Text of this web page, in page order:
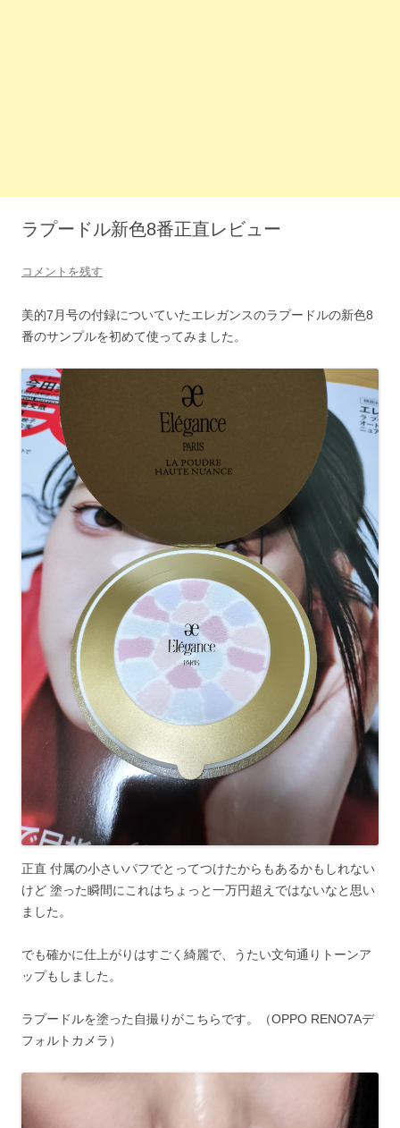
ラプードル新色8番正直レビュー
コメントを残す
美的7月号の付録についていたエレガンスのラプードルの新色8
番のサンプルを初めて使ってみました。
正直 付属の小さいパフでとってつけたからもあるかもしれない
けど 塗った瞬間にこれはちょっと一万円超えではないなと思い
ました。
でも確かに仕上がりはすごく綺麗で、うたい文句通りトーンア
ップもしました。
ラプードルを塗った自撮りがこちらです。（OPPO RENO7Aデ
フォルトカメラ）